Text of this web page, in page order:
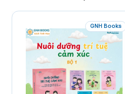
GNH Books